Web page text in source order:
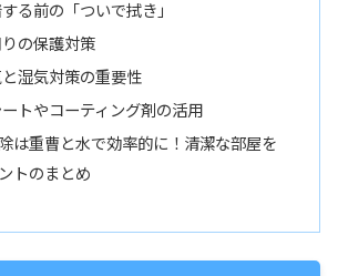
る前の「ついで拭き」
の保護対策
湿気対策の重要性
トやコーティング剤の活用
は重曹と水で効率的に！清潔な部屋を
トのまとめ